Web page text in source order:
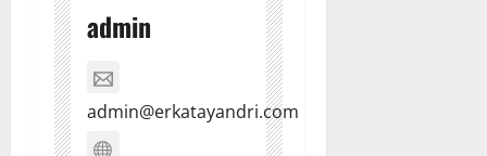
admin
admin@erkatayandri.com